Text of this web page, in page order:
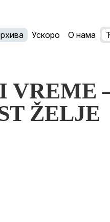
Ускоро О нама
VREME
ŽELJE